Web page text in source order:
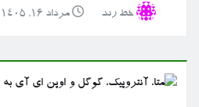
خط رند مرداد ۱۶, ۱۴۰۵